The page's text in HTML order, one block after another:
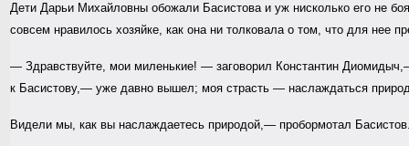
Дети Дарьи Михайловны обожали Басистова и уж нисколько его не
совсем нравилось хозяйке, как она ни толковала о том, что для нее
— Здравствуйте, мои миленькие! — заговорил Константин
к Басистову,— уже давно вышел; моя страсть — наслаждаться
Видели мы, как вы наслаждаетесь природой,— пробормотал